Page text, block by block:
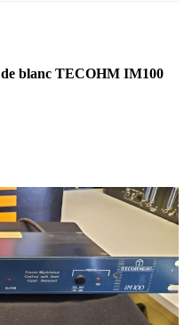
de blanc TECOHM IM100